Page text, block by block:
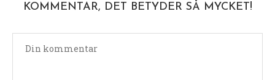
KOMMENTAR, DET BETYDER SÅ MYCKET!